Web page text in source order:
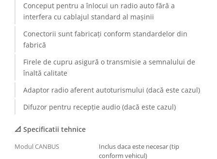
Conceput pentru a înlocui un radio auto fără a
interfera cu cablajul standard al mașinii
Conectorii sunt fabricați conform standardelor din
fabrică
Firele de cupru asigură o transmisie a semnalului de
înaltă calitate
Adaptor radio aferent autoturismului (dacă este cazul)
Difuzor pentru recepție audio (dacă este cazul)
📐 Specificatii tehnice
Modul CANBUS
Inclus daca este necesar (tip
conform vehicul)